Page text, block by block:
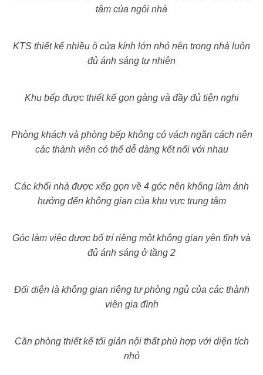
tâm của ngôi nhà
KTS thiết kế nhiều ô cửa kính lớn nhỏ nên trong nhà luôn
đủ ánh sáng tự nhiên
Khu bếp được thiết kế gọn gàng và đầy đủ tiện nghi
Phòng khách và phòng bếp không có vách ngăn cách nên
các thành viên có thể dễ dàng kết nối với nhau
Các khối nhà được xếp gọn về 4 góc nên không làm ảnh
hưởng đến không gian của khu vực trung tâm
Góc làm việc được bố trí riêng một không gian yên tĩnh và
đủ ánh sáng ở tầng 2
Đối diện là không gian riêng tư phòng ngủ của các thành
viên gia đình
Căn phòng thiết kế tối giản nội thất phù hợp với diện tích
nhỏ